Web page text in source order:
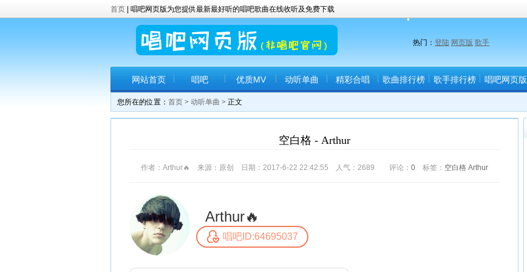
首页 | 唱吧网页版为您提供最新最好听的唱吧歌曲在线收听及免费下载
热门： 登陆 网页版 歌手
网站首页 唱吧 优质MV 动听单曲 精彩合唱 歌曲排行榜 歌手排行榜 唱吧网页版
您所在的位置： 首页 > 动听单曲 > 正文
空白格 - Arthur
作者：Arthur🔥 来源：原创 日期：2017-6-22 22:42:55 人气： 2689 评论： 0 标签： 空白格 Arthur
Arthur🔥
唱吧ID:64695037